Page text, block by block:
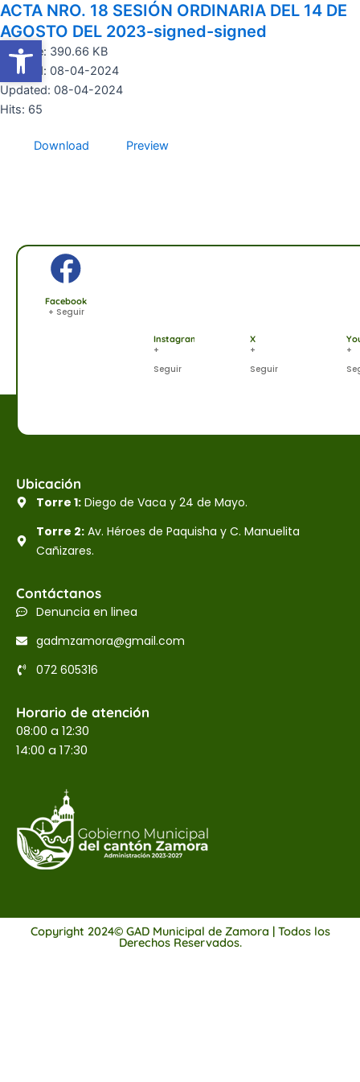
Abrir barra de herramientas
Ir
al
contenido
ACTA NRO. 18 SESIÓN ORDINARIA DEL 14 DE
AGOSTO DEL 2023-signed-signed
File size: 390.66 KB
Created: 08-04-2024
Updated: 08-04-2024
Hits: 65
Download Preview
Facebook
+ Seguir
Instagram
+
Seguir
X
+
Seguir
+
Ubicación
Torre 1:Diego de Vaca y 24 de Mayo.
Torre 2:Av. Héroes de Paquisha y C. Manuelita
Cañizares.
Contáctanos
Denuncia en linea
gadmzamora@gmail.com
072 605316
Horario de atención
08:00 a 12:30
14:00 a 17:30
Copyright 2024© GAD Municipal de Zamora | Todos los
Derechos Reservados.
Abrir barra de herramientas